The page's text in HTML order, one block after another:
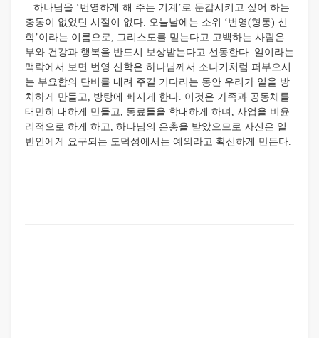
하나님을 ‘번영하게 해 주는 기계’로 둔갑시키고 싶어 하는
충동이 없었던 시절이 없다. 오늘날에는 소위 ‘번영(형통) 신
학’이라는 이름으로, 그리스도를 믿는다고 고백하는 사람은
부와 건강과 행복을 반드시 보상받는다고 선동한다. 일이라는
맥락에서 보면 번영 신학은 하나님께서 소나기처럼 퍼부으시
는 부요함의 단비를 내려 주길 기다리는 동안 우리가 일을 방
치하게 만들고, 방탕에 빠지게 한다. 이것은 가족과 공동체를
태만히 대하게 만들고, 동료들을 학대하게 하며, 사업을 비윤
리적으로 하게 하고, 하나님의 은총을 받았으므로 자신은 일
반인에게 요구되는 도덕성에서는 예외라고 확신하게 만든다.